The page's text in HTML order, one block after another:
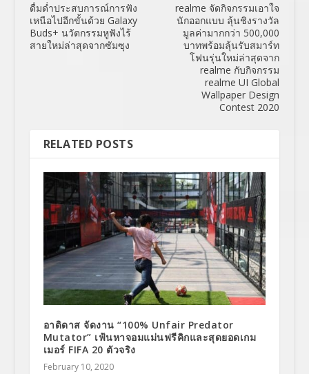
ดื่มด่ำประสบการณ์การฟัง
เหนือไปอีกขั้นด้วย Galaxy
Buds+ นวัตกรรมหูฟังไร้
สายใหม่ล่าสุดจากซัมซุง
realme จัดกิจกรรมเอาใจ
นักออกแบบ ลุ้นชิงรางวัล
มูลค่ามากกว่า 500,000
บาทพร้อมลุ้นรับสมาร์ท
โฟนรุ่นใหม่ล่าสุดจาก
realme กับกิจกรรม
realme UI Global
Wallpaper Design
Contest 2020
RELATED POSTS
อาดิดาส จัดงาน “100% Unfair Predator
Mutator” เฟ้นหาจอมแม่นฟรีคิกและสุดยอดเกม
เมอร์ FIFA 20 ตัวจริง
February 10, 2020